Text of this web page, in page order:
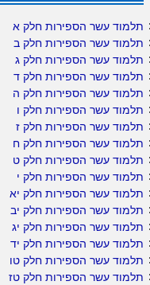
תלמוד עשר הספירות חלק א
תלמוד עשר הספירות חלק ב
תלמוד עשר הספירות חלק ג
תלמוד עשר הספירות חלק ד
תלמוד עשר הספירות חלק ה
תלמוד עשר הספירות חלק ו
תלמוד עשר הספירות חלק ז
תלמוד עשר הספירות חלק ח
תלמוד עשר הספירות חלק ט
תלמוד עשר הספירות חלק י
תלמוד עשר הספירות חלק יא
תלמוד עשר הספירות חלק יב
תלמוד עשר הספירות חלק יג
תלמוד עשר הספירות חלק יד
תלמוד עשר הספירות חלק טו
תלמוד עשר הספירות חלק טז